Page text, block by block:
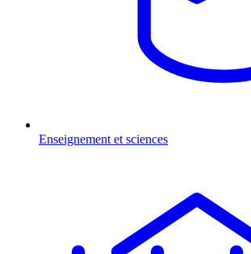
Enseignement et sciences